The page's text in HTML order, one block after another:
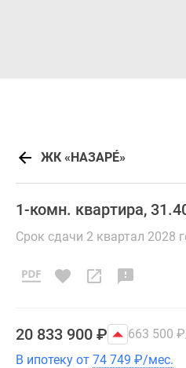
ЖК «НАЗАРÉ»
1-комн. квартира,
Срок сдачи 2 квартал 2028
20 833 900 ₽ 663 500 ₽
В ипотеку от 74 749 ₽/мес.